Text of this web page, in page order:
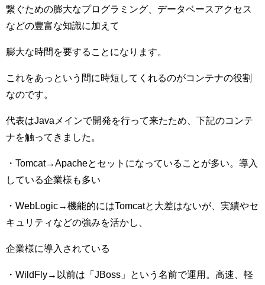
繋ぐための膨大なプログラミング、データベースアクセス
などの豊富な知識に加えて
膨大な時間を要することになります。
これをあっという間に時短してくれるのがコンテナの役割
なのです。
代表はJavaメインで開発を行って来たため、下記のコンテ
ナを触ってきました。
・Tomcat→Apacheとセットになっていることが多い。導入
している企業様も多い
・WebLogic→機能的にはTomcatと大差はないが、実績やセ
キュリティなどの強みを活かし、
企業様に導入されている
・WildFly→以前は「JBoss」という名前で運用。高速、軽